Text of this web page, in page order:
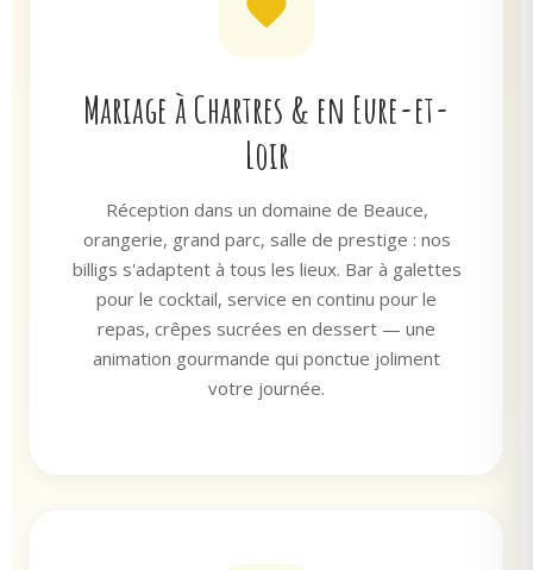
Mariage à Chartres & en Eure-et-
Loir
Réception dans un domaine de Beauce,
orangerie, grand parc, salle de prestige : nos
billigs s'adaptent à tous les lieux. Bar à galettes
pour le cocktail, service en continu pour le
repas, crêpes sucrées en dessert — une
animation gourmande qui ponctue joliment
votre journée.